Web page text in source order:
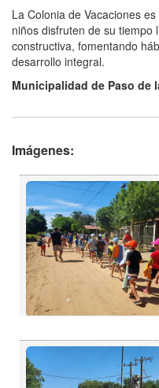
La Colonia de Vacaciones
niños disfruten de su
constructiva, fomentando
desarrollo integral.
Municipalidad de Paso de
Imágenes: